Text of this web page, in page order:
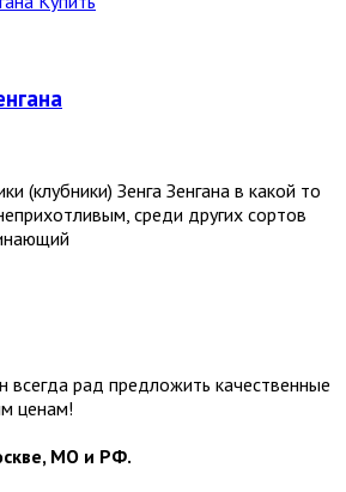
(клубники) Зенга Зенгана в какой то
среди других сортов
всегда рад предложить качественные
ценам!
МО и РФ.